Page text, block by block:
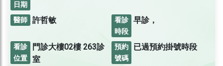
日期
醫師 許哲敏
看診
時段
早診，
看診
位置
門診大樓02樓263診
室
預約
號碼
已過預約掛號時段